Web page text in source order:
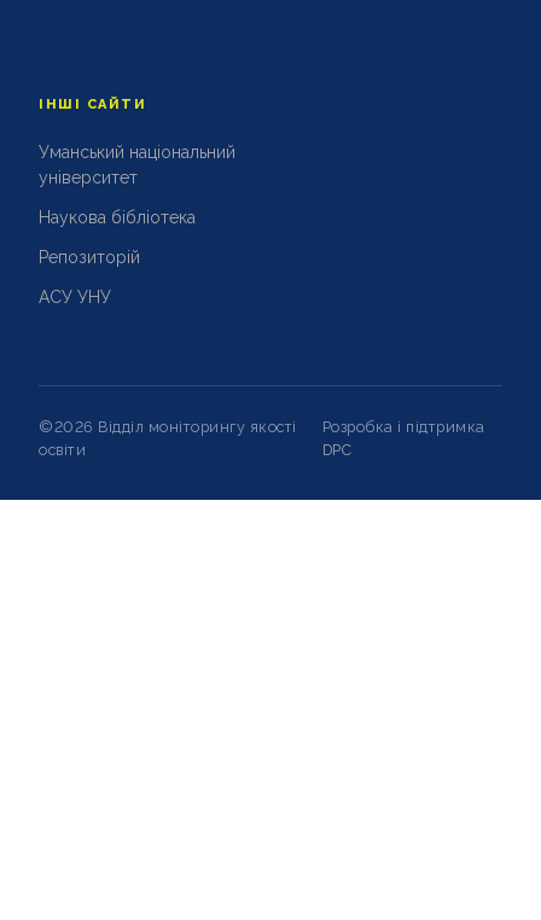
ІНШІ САЙТИ
Уманський національний
університет
Наукова бібліотека
Репозиторій
АСУ УНУ
©2026 Відділ моніторингу якості
освіти
Розробка і підтримка
DPC